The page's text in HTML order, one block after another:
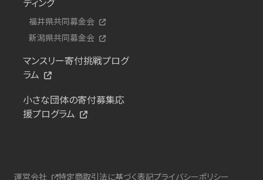
福井県共同募金会
新潟県共同募金会
マンスリー寄付挑戦プログ
ラム
小さな団体の寄付募集応
援プログラム
運営会社 特定商取引法に基づく表記プライバシーポリシー